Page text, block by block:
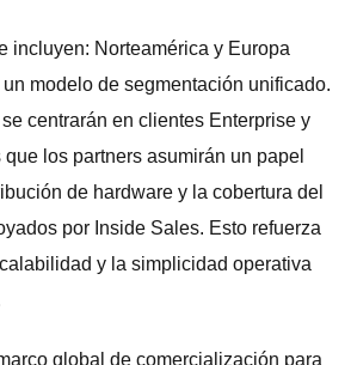
incluyen: Norteamérica y Europa
modelo de segmentación unificado.
centrarán en clientes Enterprise y
los partners asumirán un papel
de hardware y la cobertura del
por Inside Sales. Esto refuerza
y la simplicidad operativa
global de comercialización para